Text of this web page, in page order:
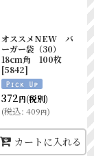
オススメNEW バ
ーガー袋（30）
18cm角 100枚
[5842]
372円(税別)
(税込: 409円)
カートに入れる